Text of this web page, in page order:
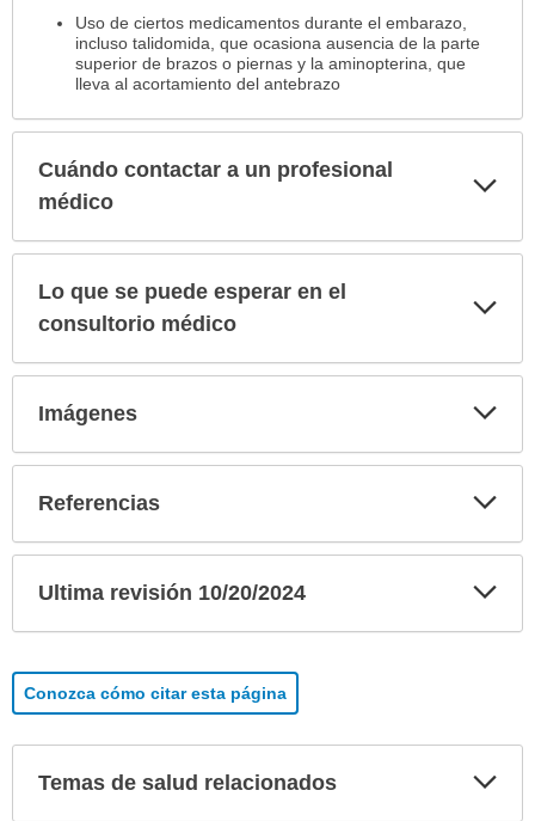
Uso de ciertos medicamentos durante el embarazo,
incluso talidomida, que ocasiona ausencia de la parte
superior de brazos o piernas y la aminopterina, que
lleva al acortamiento del antebrazo
Cuándo contactar a un profesional
médico
Lo que se puede esperar en el
consultorio médico
Imágenes
Referencias
Ultima revisión 10/20/2024
Conozca cómo citar esta página
Temas de salud relacionados